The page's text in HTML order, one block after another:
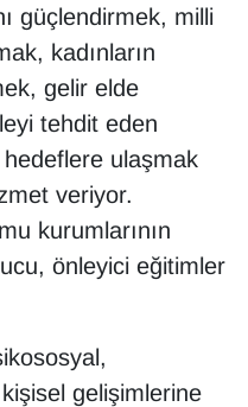
güçlendirmek, milli
kadınların
gelir elde
tehdit eden
ulaşmak
veriyor.
kurumlarının
önleyici eğitimler
gelişimlerine